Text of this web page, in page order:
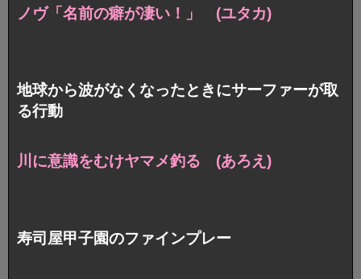
ノヴ「名前の癖が凄い！」 (ユタカ)
地球から波がなくなったときにサーファーが取
る行動
川に意識をむけヤマメ釣る (あろえ)
寿司屋甲子園のファインプレー